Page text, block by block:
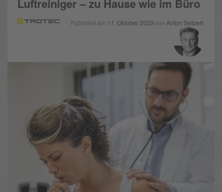
Luftreiniger – zu Hause wie im Büro
Publiziert am 11. Oktober 2023von Anton Seibert